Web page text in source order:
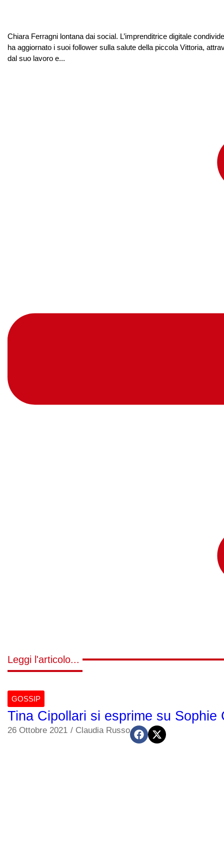
Chiara Ferragni lontana dai social. L’imprenditrice digitale
ha aggiornato i suoi follower sulla salute della piccola Vittoria,
dal suo lavoro e...
Leggi l'articolo...
GOSSIP
Tina Cipollari si esprime su
26 Ottobre 2021 / Claudia Russo